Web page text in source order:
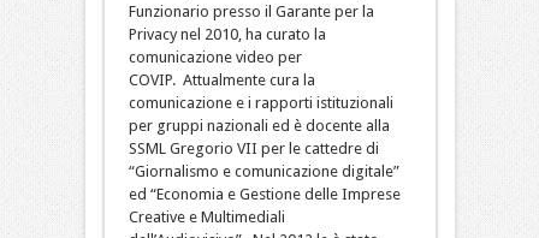
Funzionario presso il Garante per la
Privacy nel 2010, ha curato la
comunicazione video per
COVIP. Attualmente cura la
comunicazione e i rapporti istituzionali
per gruppi nazionali ed è docente alla
SSML Gregorio VII per le cattedre di
“Giornalismo e comunicazione digitale”
ed “Economia e Gestione delle Imprese
Creative e Multimediali